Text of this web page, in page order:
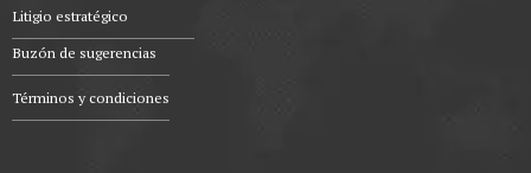
Litigio estratégico
Buzón de sugerencias
Términos y condiciones